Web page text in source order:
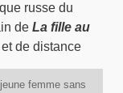
russe du
de La fille au
de distance
femme sans